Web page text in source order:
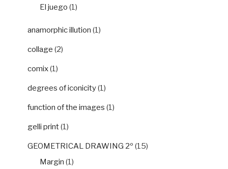
El juego (1)
anamorphic illution (1)
collage (2)
comix(1)
degrees of iconicity(1)
function of the images (1)
gelli print(1)
GEOMETRICAL DRAWING 2º (15)
Margin (1)